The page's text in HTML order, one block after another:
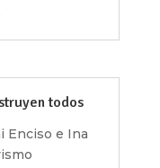
todos
Enciso e Ina